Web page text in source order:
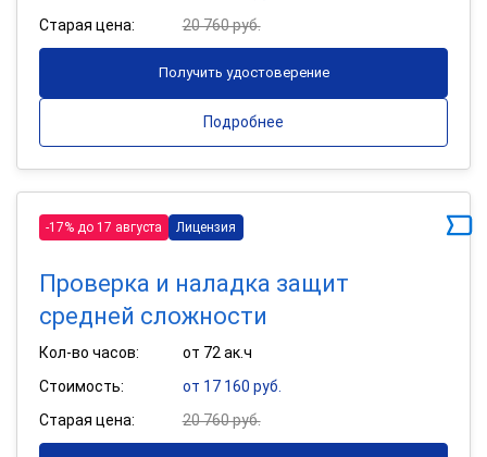
Старая цена:
20 760 руб.
Получить удостоверение
Подробнее
-17% до 17 августа Лицензия
Проверка и наладка защит
средней сложности
Кол-во часов:
от 72 ак.ч
Стоимость:
от 17 160 руб.
Старая цена:
20 760 руб.